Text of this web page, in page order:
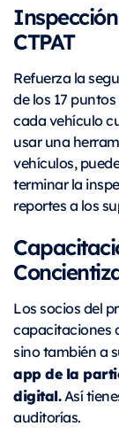
CTPAT
Refuerza la
de los 17
cada vehículo
usar una
vehículos,
terminar la
reportes a los
Los socios del
capacitaciones
sino también a
app de la
digital.Así
auditorías.